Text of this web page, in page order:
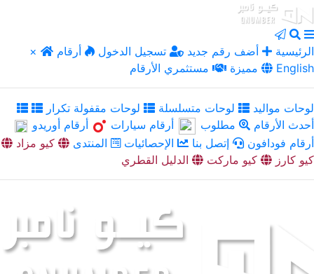
× الرئيسية أضف رقم جديد تسجيل الدخول
أرقام
مميزة
مستثمري الأرقام English
لوحات مواليد لوحات متسلسلة
لوحات مقفولة تكرار
أحدث الأرقام
مطلوب أرقام سيارات
أرقام أوريدو
أرقام فودافون
إتصل بنا الإحصائيات المنتدى
كيو مزاد
كيو كارز
كيو ماركت الدليل القطري